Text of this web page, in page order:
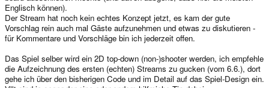
Englisch können).
Der Stream hat noch kein echtes Konzept jetzt, es kam der gute
Vorschlag rein auch mal Gäste aufzunehmen und etwas zu diskutieren -
für Kommentare und Vorschläge bin ich jederzeit offen.
Das Spiel selber wird ein 2D top-down (non-)shooter werden, ich empfehle
die Aufzeichnung des ersten (echten) Streams zu gucken (vom 6.6.), dort
gehe ich über den bisherigen Code und im Detail auf das Spiel-Design ein.